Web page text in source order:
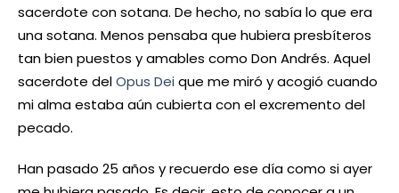
sacerdote con sotana. De hecho, no sabía lo que era
una sotana. Menos pensaba que hubiera presbíteros
tan bien puestos y amables como Don Andrés. Aquel
sacerdote delOpus Dei que me miró y acogió cuando
mi alma estaba aún cubierta con el excremento del
pecado.
Han pasado 25 años y recuerdo ese día como si ayer